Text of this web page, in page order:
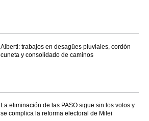
Alberti: trabajos en desagües pluviales, cordón
cuneta y consolidado de caminos
La eliminación de las PASO sigue sin los votos y
se complica la reforma electoral de Milei